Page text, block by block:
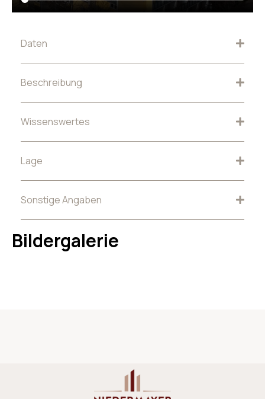
Daten
Beschreibung
Wissenswertes
Lage
Sonstige Angaben
Bildergalerie